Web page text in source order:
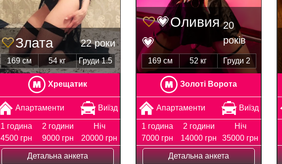
Злата 22 роки
169 см 54 кг Груди 1.5
Хрещатик
Апартаменти Виїзд
1 година
4500 грн
2 години
9000 грн
Ніч
20000 грн
Детальна анкета
💗Оливия
💗
20
років
169 см 52 кг Груди 2
Золоті Ворота
Апартаменти Виїзд
1 година
7000 грн
2 години
14000 грн
Ніч
35000 грн
Детальна анкета